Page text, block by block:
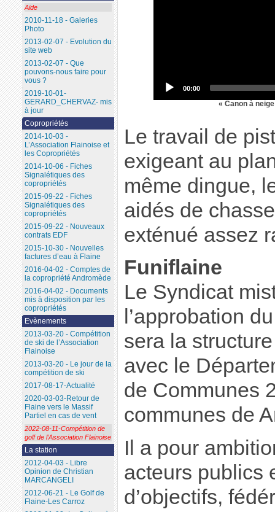
00:00
« Canon à
Le travail de
exigeant au
même dingue,
aidés de
exténué assez
Funiflaine
Le Syndicat
l’approbation
sera la
avec le
de Communes
communes de
Il a pour
acteurs publics
d’objectifs,
Aide
2010-11-18 - Galeries
Photo
2013-02-07 - Evolution du
site web
2013-02-07 - Que
pouvons-nous faire pour
vous ?
2019-10-01-
GERARD_CHERVAZ- mis
à jour
Copropriétés
2014-10-03 -
L’Association Flainoise et
les Copropriétés
2014-10-06 - Fiches
Signalétiques des
copropriétés
2015-09-22 - Fiches
Signalétiques des
copropriétés
2015-09-22 - Nouveaux
contrats EDF
2015-10-30 - Nouvelles
factures d’eau à Flaine
2016-04-02 - Comptes de
la copropriété Andromède
2016-04-02 - Documents
mis à disposition par les
copropriétés
Evènements
2013-03-20 - Compétition
de ski de l’Association
Flainoise
2013-03-20 - Le jour de la
compétition de ski
2017-08-17-Actualité
2020-03-03-Retour de
Flaine vers le Massif
Partiel en cas de vent
2022-08-11-Compétition de
golf de l’Association Flainoise
La station
2012-04-03 - Libre
Opinion de Christian
MARCANGELI
2012-06-21 - Le Golf de
Flaine-Les Carroz